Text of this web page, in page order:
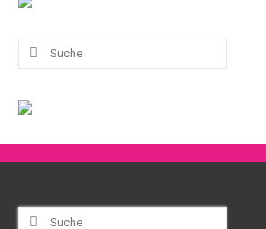
Suche
nach:
Suche